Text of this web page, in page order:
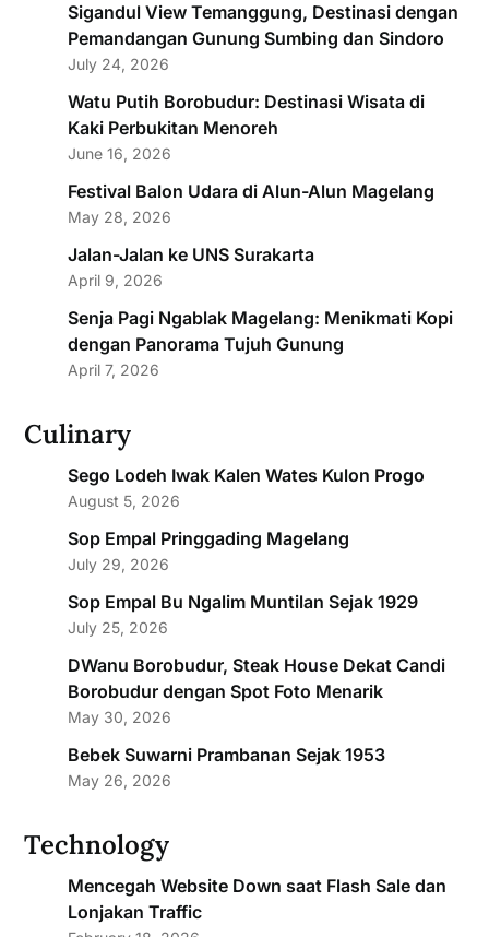
Sigandul View Temanggung, Destinasi dengan
Pemandangan Gunung Sumbing dan Sindoro
July 24, 2026
Watu Putih Borobudur: Destinasi Wisata di
Kaki Perbukitan Menoreh
June 16, 2026
Festival Balon Udara di Alun-Alun Magelang
May 28, 2026
Jalan-Jalan ke UNS Surakarta
April 9, 2026
Senja Pagi Ngablak Magelang: Menikmati Kopi
dengan Panorama Tujuh Gunung
April 7, 2026
Culinary
Sego Lodeh Iwak Kalen Wates Kulon Progo
August 5, 2026
Sop Empal Pringgading Magelang
July 29, 2026
Sop Empal Bu Ngalim Muntilan Sejak 1929
July 25, 2026
DWanu Borobudur, Steak House Dekat Candi
Borobudur dengan Spot Foto Menarik
May 30, 2026
Bebek Suwarni Prambanan Sejak 1953
May 26, 2026
Technology
Mencegah Website Down saat Flash Sale dan
Lonjakan Traffic